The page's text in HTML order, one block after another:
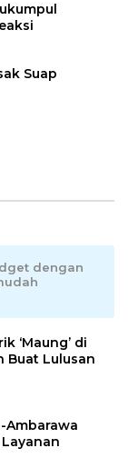
Suap
dengan
‘Maung’ di
Buat Lulusan
Ambarawa